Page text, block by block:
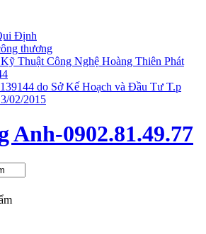
Định
thương
Thuật Công Nghệ Hoàng Thiên Phát
do Sở Kế Hoạch và Đầu Tư T.p
02/2015